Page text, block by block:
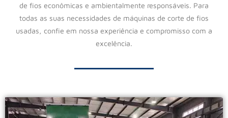
de fios econômicas e ambientalmente responsáveis. Para
todas as suas necessidades de máquinas de corte de fios
usadas, confie em nossa experiência e compromisso com a
excelência.